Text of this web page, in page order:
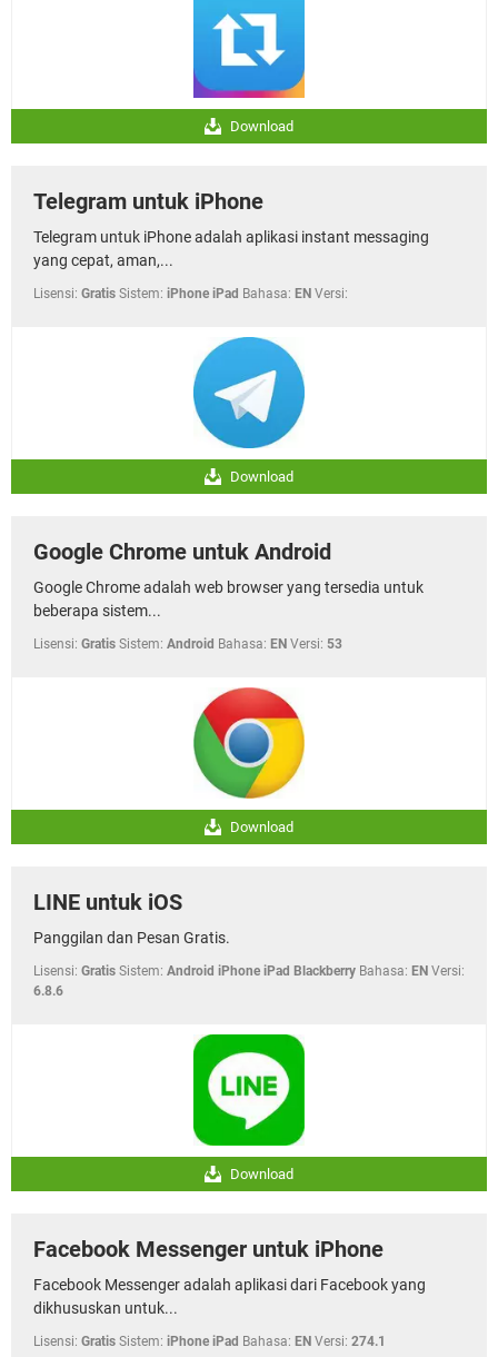
Download
Telegram untuk iPhone
Telegram untuk iPhone adalah aplikasi instant messaging
yang cepat, aman,...
Lisensi: Gratis Sistem: iPhone iPad Bahasa: EN Versi:
Download
Google Chrome untuk Android
Google Chrome adalah web browser yang tersedia untuk
beberapa sistem...
Lisensi: Gratis Sistem: Android Bahasa: EN Versi: 53
Download
LINE untuk iOS
Panggilan dan Pesan Gratis.
Lisensi: Gratis Sistem: Android iPhone iPad Blackberry Bahasa: EN Versi:
6.8.6
Download
Facebook Messenger untuk iPhone
Facebook Messenger adalah aplikasi dari Facebook yang
dikhususkan untuk...
Lisensi: Gratis Sistem: iPhone iPad Bahasa: EN Versi: 274.1